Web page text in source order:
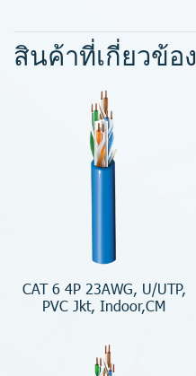
สินค้าที่เกี่ยวข้อง
CAT 6 4P 23AWG, U/UTP,
PVC Jkt, Indoor,CM